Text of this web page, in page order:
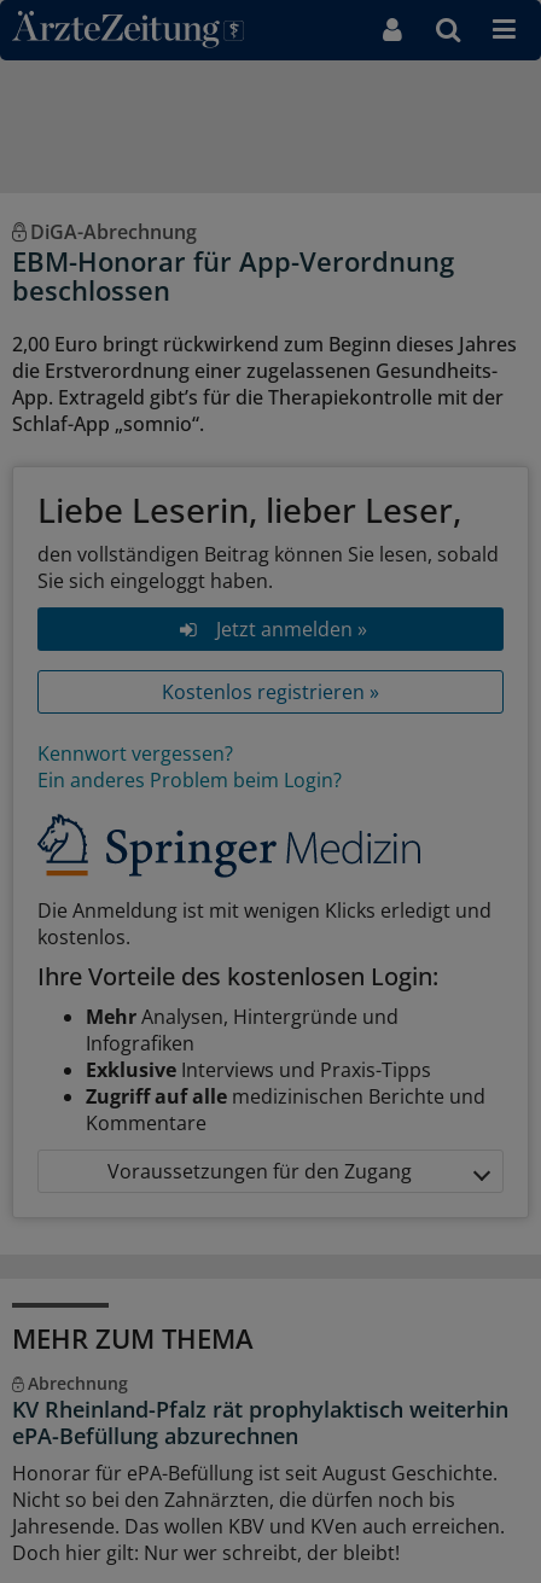
Direkt zum Inhaltsbereich
DiGA-Abrechnung
EBM-Honorar für App-Verordnung
beschlossen
2,00 Euro bringt rückwirkend zum Beginn dieses Jahres
die Erstverordnung einer zugelassenen Gesundheits-
App. Extrageld gibt’s für die Therapiekontrolle mit der
Schlaf-App „somnio“.
Liebe Leserin, lieber Leser,
den vollständigen Beitrag können Sie lesen, sobald
Sie sich eingeloggt haben.
Jetzt anmelden »
Kostenlos registrieren »
Kennwort vergessen?
Ein anderes Problem beim Login?
Die Anmeldung ist mit wenigen Klicks erledigt und
kostenlos.
Ihre Vorteile des kostenlosen Login:
MehrAnalysen, Hintergründe und
Infografiken
Exklusive Interviews und Praxis-Tipps
Zugriff auf alle medizinischen Berichte und
Kommentare
Voraussetzungen für den Zugang
MEHR ZUM THEMA
Abrechnung
KV Rheinland-Pfalz rät prophylaktisch weiterhin
ePA-Befüllung abzurechnen
Honorar für ePA-Befüllung ist seit August Geschichte.
Nicht so bei den Zahnärzten, die dürfen noch bis
Jahresende. Das wollen KBV und KVen auch erreichen.
Doch hier gilt: Nur wer schreibt, der bleibt!